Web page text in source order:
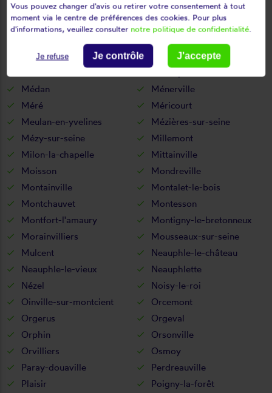
Mantes-la-ville
Marcq
Mareil-le-guyon
Mareil-marly
Maule
Maulette
Médan
Ménerville
Méré
Méricourt
Meulan-en-yvelines
Mézières-sur-seine
Mézy-sur-seine
Millemont
Milon-la-chapelle
Mittainville
Moisson
Mondreville
Montainville
Montalet-le-bois
Montchauvet
Montesson
Montfort-l'amaury
Montigny-le-bretonneux
Morainvilliers
Mousseaux-sur-seine
Mulcent
Neauphle-le-château
Neauphle-le-vieux
Neauphlette
Nézel
Noisy-le-roi
Oinville-sur-montcient
Orcemont
Orgerus
Orgeval
Orphin
Orsonville
Orvilliers
Osmoy
Paray-douaville
Perdreauville
Plaisir
Poigny-la-forêt
Vous pouvez changer d'avis ou retirer votre consentement à tout
moment via le centre de préférences des cookies. Pour plus
d'informations, veuillez consulter notre politique de confidentialité.
Je refuse Je contrôle J'accepte